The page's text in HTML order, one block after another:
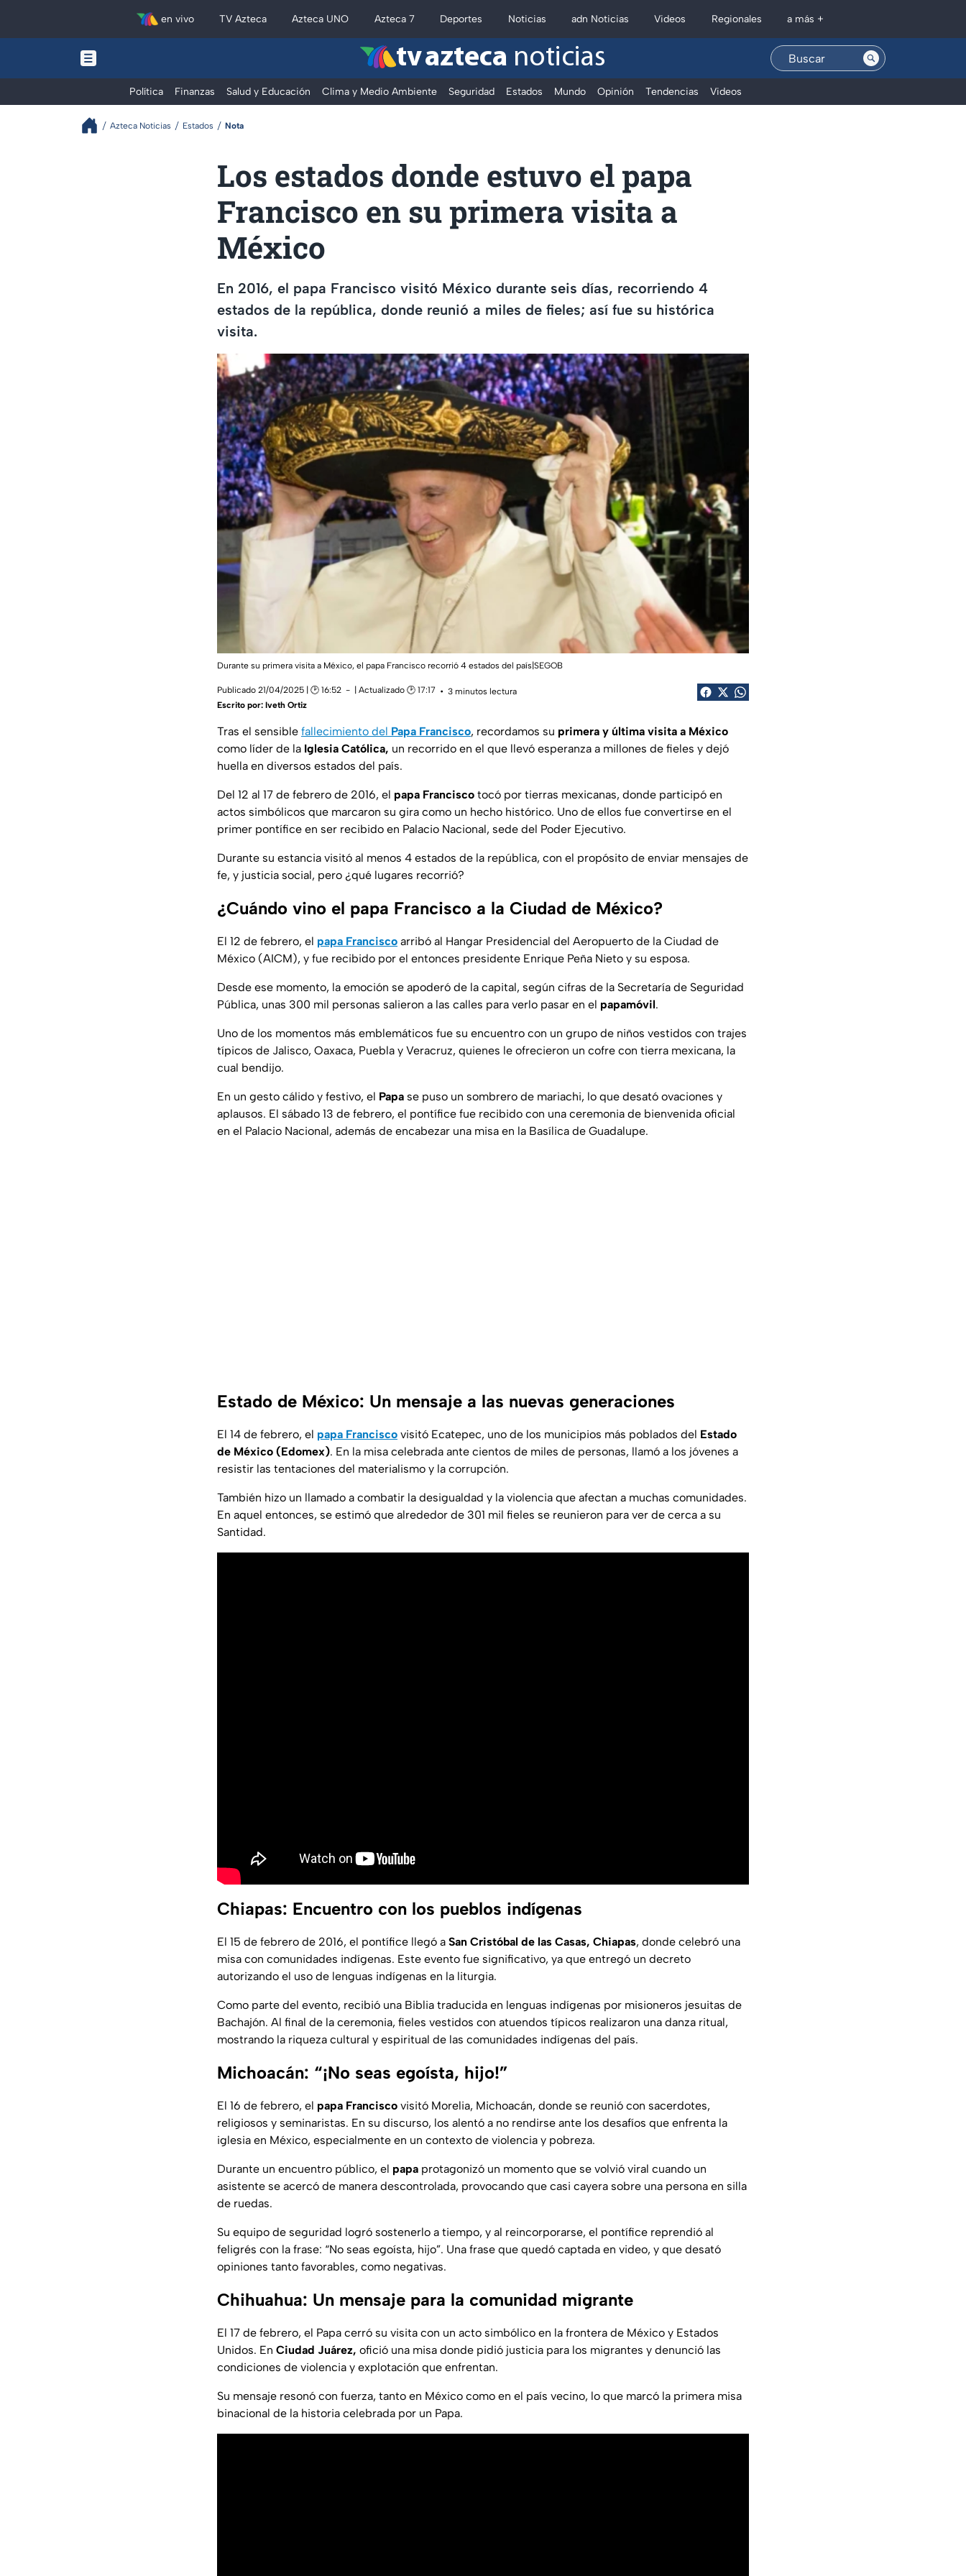
en vivo TV Azteca Azteca UNO Azteca 7 Deportes Noticias adn Noticias Videos Regionales a más +
tv azteca noticias
Política Finanzas Salud y Educación Clima y Medio Ambiente Seguridad Estados Mundo Opinión Tendencias Videos
Azteca Noticias Estados Nota
Los estados donde estuvo el papa
Francisco en su primera visita a
México
En 2016, el papa Francisco visitó México durante seis días, recorriendo 4
estados de la república, donde reunió a miles de fieles; así fue su histórica
visita.
Durante su primera visita a México, el papa Francisco recorrió 4 estados del país|SEGOB
Publicado 21/04/2025 | 🕑 16:52 | Actualizado 🕑 17:17
3 minutos lectura
Escrito por: Iveth Ortiz
Tras el sensible fallecimiento del Papa Francisco, recordamos su primera y última visita a México
como líder de la Iglesia Católica, un recorrido en el que llevó esperanza a millones de fieles y dejó
huella en diversos estados del país.
Del 12 al 17 de febrero de 2016, el papa Francisco tocó por tierras mexicanas, donde participó en
actos simbólicos que marcaron su gira como un hecho histórico. Uno de ellos fue convertirse en el
primer pontífice en ser recibido en Palacio Nacional, sede del Poder Ejecutivo.
Durante su estancia visitó al menos 4 estados de la república, con el propósito de enviar mensajes de
fe, y justicia social, pero ¿qué lugares recorrió?
¿Cuándo vino el papa Francisco a la Ciudad de México?
El 12 de febrero, el papa Francisco arribó al Hangar Presidencial del Aeropuerto de la Ciudad de
México (AICM), y fue recibido por el entonces presidente Enrique Peña Nieto y su esposa.
Desde ese momento, la emoción se apoderó de la capital, según cifras de la Secretaría de Seguridad
Pública, unas 300 mil personas salieron a las calles para verlo pasar en el papamóvil.
Uno de los momentos más emblemáticos fue su encuentro con un grupo de niños vestidos con trajes
típicos de Jalisco, Oaxaca, Puebla y Veracruz, quienes le ofrecieron un cofre con tierra mexicana, la
cual bendijo.
En un gesto cálido y festivo, el Papa se puso un sombrero de mariachi, lo que desató ovaciones y
aplausos. El sábado 13 de febrero, el pontífice fue recibido con una ceremonia de bienvenida oficial
en el Palacio Nacional, además de encabezar una misa en la Basílica de Guadalupe.
Estado de México: Un mensaje a las nuevas generaciones
El 14 de febrero, el papa Francisco visitó Ecatepec, uno de los municipios más poblados del Estado
de México (Edomex). En la misa celebrada ante cientos de miles de personas, llamó a los jóvenes a
resistir las tentaciones del materialismo y la corrupción.
También hizo un llamado a combatir la desigualdad y la violencia que afectan a muchas comunidades.
En aquel entonces, se estimó que alrededor de 301 mil fieles se reunieron para ver de cerca a su
Santidad.
Chiapas: Encuentro con los pueblos indígenas
El 15 de febrero de 2016, el pontífice llegó a San Cristóbal de las Casas, Chiapas, donde celebró una
misa con comunidades indígenas. Este evento fue significativo, ya que entregó un decreto
autorizando el uso de lenguas indígenas en la liturgia.
Como parte del evento, recibió una Biblia traducida en lenguas indígenas por misioneros jesuitas de
Bachajón. Al final de la ceremonia, fieles vestidos con atuendos típicos realizaron una danza ritual,
mostrando la riqueza cultural y espiritual de las comunidades indígenas del país.
Michoacán: “¡No seas egoísta, hijo!”
El 16 de febrero, el papa Francisco visitó Morelia, Michoacán, donde se reunió con sacerdotes,
religiosos y seminaristas. En su discurso, los alentó a no rendirse ante los desafíos que enfrenta la
iglesia en México, especialmente en un contexto de violencia y pobreza.
Durante un encuentro público, el papa protagonizó un momento que se volvió viral cuando un
asistente se acercó de manera descontrolada, provocando que casi cayera sobre una persona en silla
de ruedas.
Su equipo de seguridad logró sostenerlo a tiempo, y al reincorporarse, el pontífice reprendió al
feligrés con la frase: “No seas egoísta, hijo”. Una frase que quedó captada en video, y que desató
opiniones tanto favorables, como negativas.
Chihuahua: Un mensaje para la comunidad migrante
El 17 de febrero, el Papa cerró su visita con un acto simbólico en la frontera de México y Estados
Unidos. En Ciudad Juárez, ofició una misa donde pidió justicia para los migrantes y denunció las
condiciones de violencia y explotación que enfrentan.
Su mensaje resonó con fuerza, tanto en México como en el país vecino, lo que marcó la primera misa
binacional de la historia celebrada por un Papa.